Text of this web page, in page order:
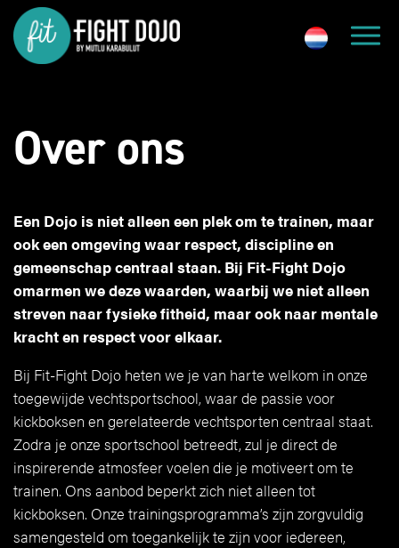
Over ons
Een Dojo is niet alleen een plek om te trainen, maar
ook een omgeving waar respect, discipline en
gemeenschap centraal staan. Bij Fit-Fight Dojo
omarmen we deze waarden, waarbij we niet alleen
streven naar fysieke fitheid, maar ook naar mentale
kracht en respect voor elkaar.
Bij Fit-Fight Dojo heten we je van harte welkom in onze
toegewijde vechtsportschool, waar de passie voor
kickboksen en gerelateerde vechtsporten centraal staat.
Zodra je onze sportschool betreedt, zul je direct de
inspirerende atmosfeer voelen die je motiveert om te
trainen. Ons aanbod beperkt zich niet alleen tot
kickboksen. Onze trainingsprogramma’s zijn zorgvuldig
samengesteld om toegankelijk te zijn voor iedereen,